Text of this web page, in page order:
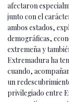
afectaron
junto con el
ambos estados,
demográficas,
extremeña y
Extremadura ha
cuando,
un
privilegiado entre